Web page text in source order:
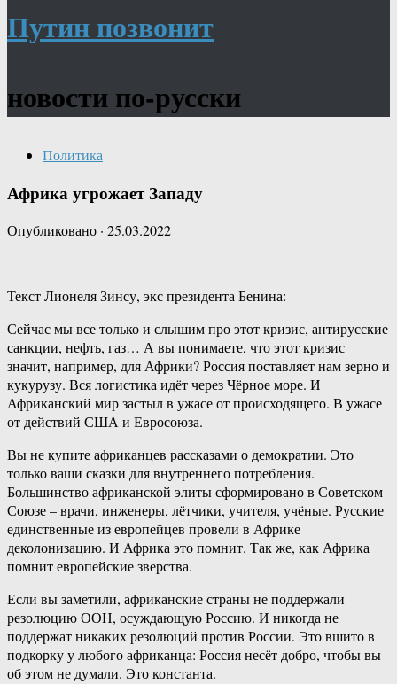
Путин позвонит
новости по-русски
Политика
Африка угрожает Западу
Опубликовано · 25.03.2022
Текст Лионеля Зинсу, экс президента Бенина:
Сейчас мы все только и слышим про этот кризис, антирусские
санкции, нефть, газ… А вы понимаете, что этот кризис
значит, например, для Африки? Россия поставляет нам зерно и
кукурузу. Вся логистика идёт через Чёрное море. И
Африканский мир застыл в ужасе от происходящего. В ужасе
от действий США и Евросоюза.
Вы не купите африканцев рассказами о демократии. Это
только ваши сказки для внутреннего потребления.
Большинство африканской элиты сформировано в Советском
Союзе – врачи, инженеры, лётчики, учителя, учёные. Русские
единственные из европейцев провели в Африке
деколонизацию. И Африка это помнит. Так же, как Африка
помнит европейские зверства.
Если вы заметили, африканские страны не поддержали
резолюцию ООН, осуждающую Россию. И никогда не
поддержат никаких резолюций против России. Это вшито в
подкорку у любого африканца: Россия несёт добро, чтобы вы
об этом не думали. Это константа.